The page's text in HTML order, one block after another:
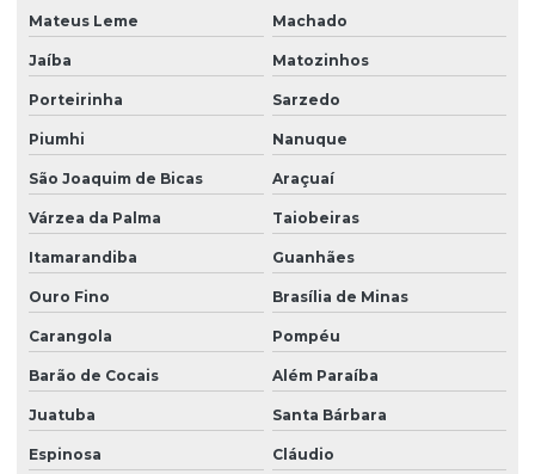
Venda de filtro com retrolavagem
Mateus Leme Machado
Jaíba Matozinhos
Porteirinha Sarzedo
Piumhi Nanuque
São Joaquim de Bicas Araçuaí
Várzea da Palma Taiobeiras
Itamarandiba Guanhães
Ouro Fino Brasília de Minas
Carangola Pompéu
Barão de Cocais Além Paraíba
Juatuba Santa Bárbara
Espinosa Cláudio